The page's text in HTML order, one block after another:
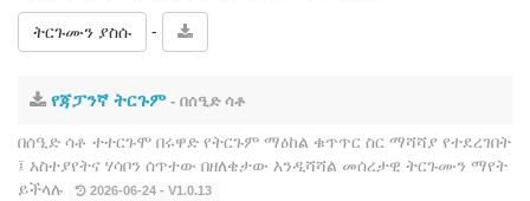
ትርጉሙን ያስሱ -
የጃፓንኛ ትርጉም- በሰዒድ ሳቶ
በሰዒድ ሳቶ ተተርጉሞ በሩዋድ የትርጉም ማዕከል ቁጥጥር ስር ማሻሻያ የተደረገበት
፤ አስተያየትና ሃሳቦን ሰጥተው በዘለቄታው እንዲሻሻል መሰረታዊ ትርጉሙን ማየት
ይችላሉ
2026-06-24 - V1.0.13